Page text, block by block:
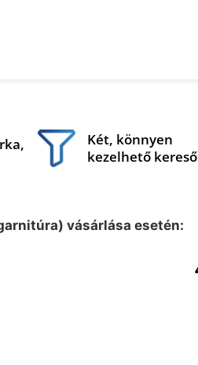
Két, könnyen
kezelhető kereső
vásárlása esetén: